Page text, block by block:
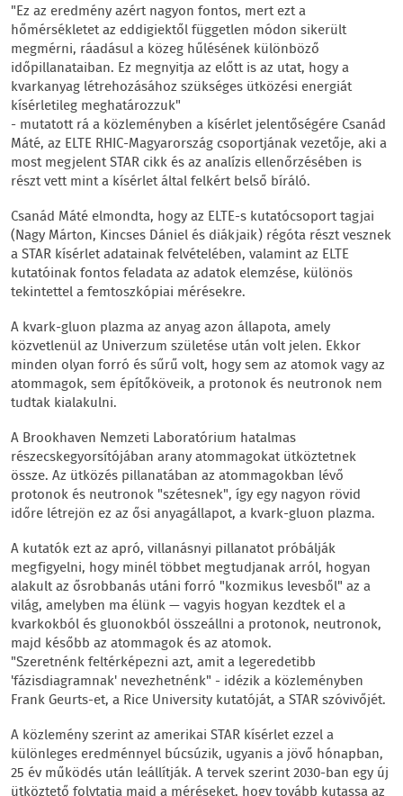
"Ez az eredmény azért nagyon fontos, mert ezt a
hőmérsékletet az eddigiektől független módon sikerült
megmérni, ráadásul a közeg hűlésének különböző
időpillanataiban. Ez megnyitja az előtt is az utat, hogy a
kvarkanyag létrehozásához szükséges ütközési energiát
kísérletileg meghatározzuk"
- mutatott rá a közleményben a kísérlet jelentőségére Csanád
Máté, az ELTE RHIC-Magyarország csoportjának vezetője, aki a
most megjelent STAR cikk és az analízis ellenőrzésében is
részt vett mint a kísérlet által felkért belső bíráló.
Csanád Máté elmondta, hogy az ELTE-s kutatócsoport tagjai
(Nagy Márton, Kincses Dániel és diákjaik) régóta részt vesznek
a STAR kísérlet adatainak felvételében, valamint az ELTE
kutatóinak fontos feladata az adatok elemzése, különös
tekintettel a femtoszkópiai mérésekre.
A kvark-gluon plazma az anyag azon állapota, amely
közvetlenül az Univerzum születése után volt jelen. Ekkor
minden olyan forró és sűrű volt, hogy sem az atomok vagy az
atommagok, sem építőköveik, a protonok és neutronok nem
tudtak kialakulni.
A Brookhaven Nemzeti Laboratórium hatalmas
részecskegyorsítójában arany atommagokat ütköztetnek
össze. Az ütközés pillanatában az atommagokban lévő
protonok és neutronok "szétesnek", így egy nagyon rövid
időre létrejön ez az ősi anyagállapot, a kvark-gluon plazma.
A kutatók ezt az apró, villanásnyi pillanatot próbálják
megfigyelni, hogy minél többet megtudjanak arról, hogyan
alakult az ősrobbanás utáni forró "kozmikus levesből" az a
világ, amelyben ma élünk — vagyis hogyan kezdtek el a
kvarkokból és gluonokból összeállni a protonok, neutronok,
majd később az atommagok és az atomok.
"Szeretnénk feltérképezni azt, amit a legeredetibb
'fázisdiagramnak' nevezhetnénk" - idézik a közleményben
Frank Geurts-et, a Rice University kutatóját, a STAR szóvivőjét.
A közlemény szerint az amerikai STAR kísérlet ezzel a
különleges eredménnyel búcsúzik, ugyanis a jövő hónapban,
25 év működés után leállítják. A tervek szerint 2030-ban egy új